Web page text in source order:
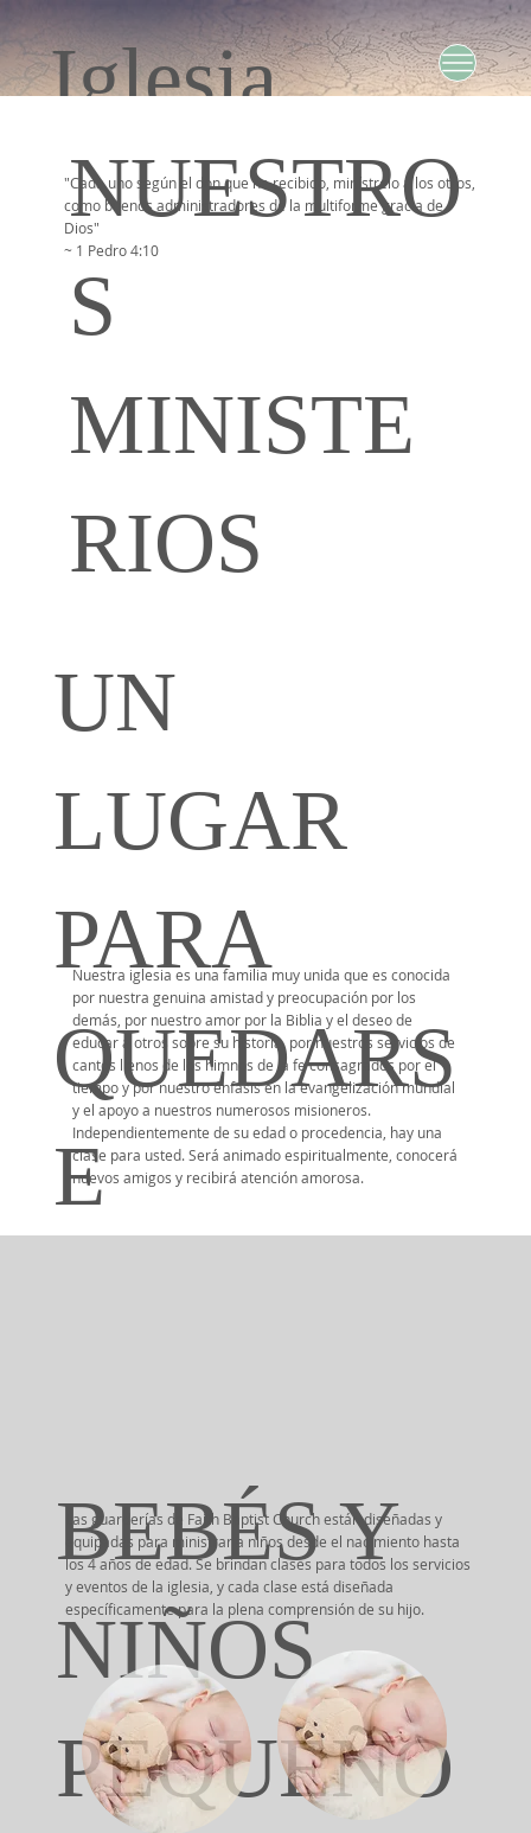
Iglesia
Bautista Fe
NUESTRO
S
MINISTE
RIOS
"Cada uno según el don que ha recibido, minístrelo a los otros,
como buenos administradores de la multiforme gracia de
Dios"
~ 1 Pedro 4:10
UN
LUGAR
PARA
QUEDARS
E
Nuestra iglesia es una familia muy unida que es conocida
por nuestra genuina amistad y preocupación por los
demás, por nuestro amor por la Biblia y el deseo de
educar a otros sobre su historia, por nuestros servicios de
cantos llenos de los himnos de la fe consagrados por el
tiempo y por nuestro énfasis en la evangelización mundial
y el apoyo a nuestros numerosos misioneros.
Independientemente de su edad o procedencia, hay una
clase para usted. Será animado espiritualmente, conocerá
nuevos amigos y recibirá atención amorosa.
BEBÉS Y
NIÑOS
PEQUEÑO
Las guarderías de Faith Baptist Church están diseñadas y
equipadas para ministrar a niños desde el nacimiento hasta
los 4 años de edad. Se brindan clases para todos los servicios
y eventos de la iglesia, y cada clase está diseñada
específicamente para la plena comprensión de su hijo.